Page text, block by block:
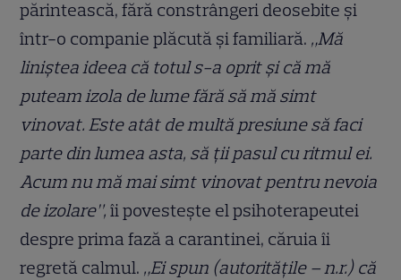
părintească, fără constrângeri deosebite și
într-o companie plăcută și familiară. „Mă
liniștea ideea că totul s-a oprit și că mă
puteam izola de lume fără să mă simt
vinovat. Este atât de multă presiune să faci
parte din lumea asta, să ții pasul cu ritmul ei.
Acum nu mă mai simt vinovat pentru nevoia
de izolare”, îi povestește el psihoterapeutei
despre prima fază a carantinei, căruia îi
regretă calmul. „Ei spun (autoritățile – n.r.) că